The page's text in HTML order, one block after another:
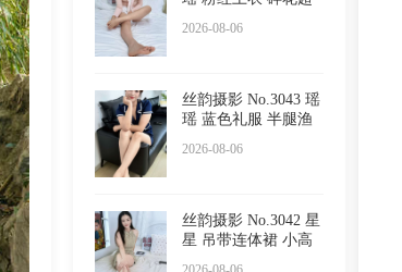
2026-08-06
丝韵摄影 No.3043 瑶
瑶 蓝色礼服 半腿渔
2026-08-06
丝韵摄影 No.3042 星
星 吊带连体裙 小高